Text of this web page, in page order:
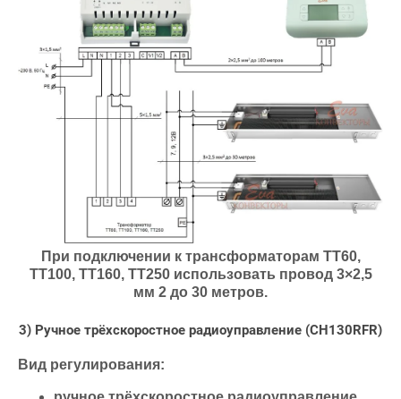
При подключении к трансформаторам ТТ60,
ТТ100, ТТ160, ТТ250 использовать провод 3×2,5
мм 2 до 30 метров.
3) Ручное трёхскоростное радиоуправление (CH130RFR)
Вид регулирования: